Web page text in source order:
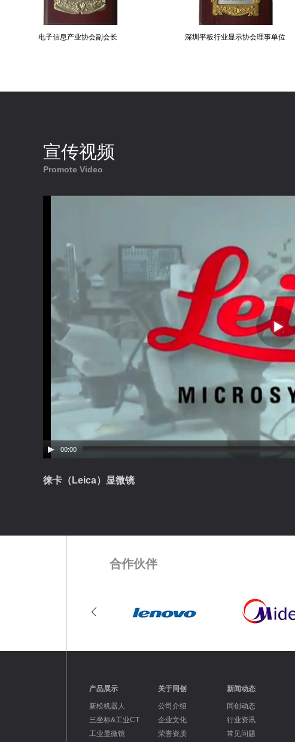
息产业协会副会长 深圳平板行业显示协会理事单位
宣传视频
Promote Video
00:00
徕卡（Leica）显微镜
合作伙伴
产品展示
新松机器人
三坐标&工业CT
工业显微镜
关于同创
公司介绍
企业文化
荣誉资质
新闻动态
同创动态
行业资讯
常见问题